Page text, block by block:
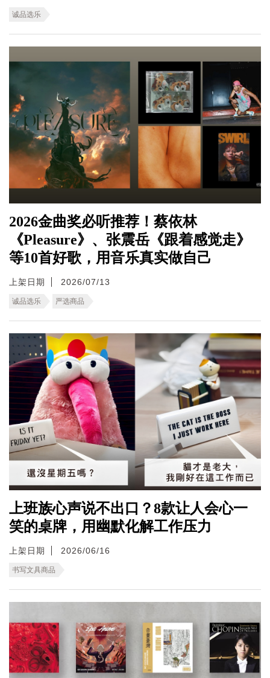
诚品选乐
2026金曲奖必听推荐！蔡依林
《Pleasure》、张震岳《跟着感觉走》
等10首好歌，用音乐真实做自己
上架日期 2026/07/13
诚品选乐 严选商品
上班族心声说不出口？8款让人会心一
笑的桌牌，用幽默化解工作压力
上架日期 2026/06/16
书写文具商品